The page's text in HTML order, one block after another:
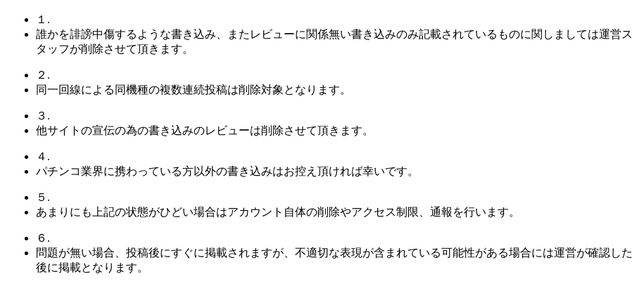
１.
誰かを誹謗中傷するような書き込み、またレビューに関係無い書き込みのみ記載されているものに関しましては運営ス
タッフが削除させて頂きます。
２.
同一回線による同機種の複数連続投稿は削除対象となります。
３.
他サイトの宣伝の為の書き込みのレビューは削除させて頂きます。
４.
パチンコ業界に携わっている方以外の書き込みはお控え頂ければ幸いです。
５.
あまりにも上記の状態がひどい場合はアカウント自体の削除やアクセス制限、通報を行います。
６.
問題が無い場合、投稿後にすぐに掲載されますが、不適切な表現が含まれている可能性がある場合には運営が確認した
後に掲載となります。